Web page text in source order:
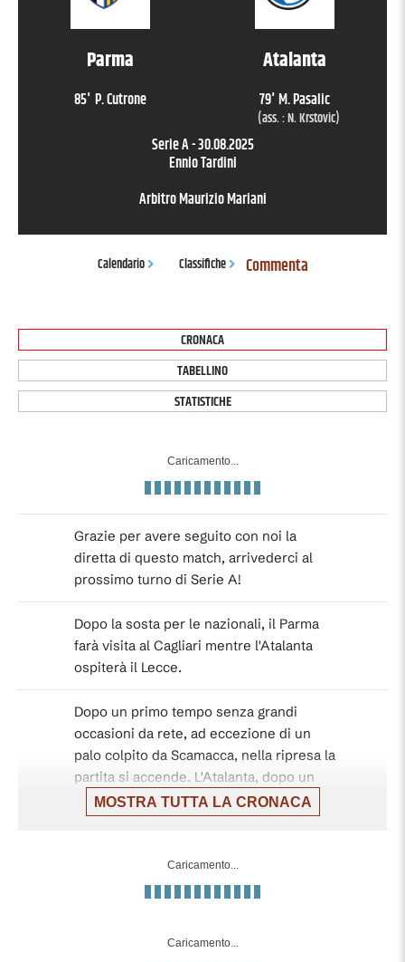
Parma
85' P. Cutrone
Atalanta
79' M. Pasalic
(ass. :N. Krstovic)
Serie A-30.08.2025
Ennio Tardini
ArbitroMaurizio Mariani
Calendario Classifiche Commenta
CRONACA
TABELLINO
STATISTICHE
Caricamento...
Grazie per avere seguito con noi la
diretta di questo match, arrivederci al
prossimo turno di Serie A!
Dopo la sosta per le nazionali, il Parma
farà visita al Cagliari mentre l'Atalanta
ospiterà il Lecce.
Dopo un primo tempo senza grandi
occasioni da rete, ad eccezione di un
palo colpito da Scamacca, nella ripresa la
partita si accende. L'Atalanta, dopo un
buon momento degli emiliani, trova il gol
con Pasalic, ma il neoacquisto Cutrone
squadra di casa.
MOSTRA TUTTA LA CRONACA
Caricamento...
Caricamento...